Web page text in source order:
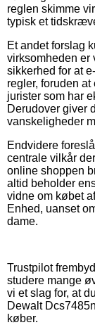
reglen skimme
typisk et
Et andet forslag
virksomheden er
sikkerhed for at
regler, foruden
jurister som har
Derudover giver
vanskeligheder
Endvidere
centrale vilkår
online shoppen
altid beholder
vidne om købet
Enhed, uanset
dame.
Trustpilot
studere mange
vi et slag for, at
Dewalt
køber.